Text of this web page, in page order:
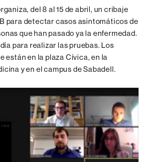
del 8 al 15 de abril, un cribaje
para detectar casos asintomáticos de
que han pasado ya la enfermedad.
para realizar las pruebas. Los
están en la plaza Cívica, en la
y en el campus de Sabadell.